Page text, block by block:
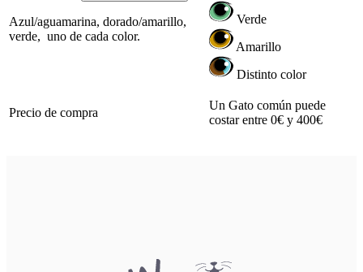
Azul/aguamarina, dorado/amarillo,
verde, uno de cada color.
Verde
Amarillo
Distinto color
Precio de compra
Un Gato común puede
costar entre 0€ y 400€